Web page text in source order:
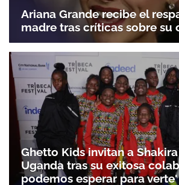
Ariana Grande recibe el
madre tras críticas sobre su
Ghetto Kids invitan a
Uganda tras su exitosa
podemos esperar para verte'